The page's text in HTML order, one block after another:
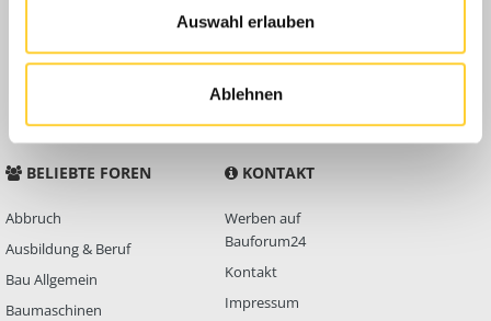
Auswahl erlauben
Ablehnen
Anleitungen
FAQ
Community Regeln
BELIEBTE FOREN
Abbruch
Ausbildung & Beruf
Bau Allgemein
Baumaschinen
KONTAKT
Werben auf
Bauforum24
Kontakt
Impressum